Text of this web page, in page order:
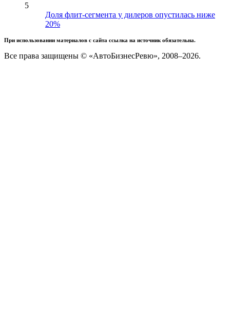
5
Доля флит-сегмента у дилеров опустилась ниже
20%
При использовании материалов с сайта ссылка на источник обязательна.
Все права защищены © «АвтоБизнесРевю», 2008–2026.